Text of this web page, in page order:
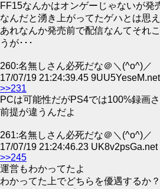
FF15なんかはオンゲーじゃないが発
なんだと湧き上がってたゲハとは思
あれなんか発売前で配信なんてそれ
うが･･･
260:名無しさん必死だな＠＼(^o^)／
17/07/19 21:24:39.45 9UU5YeseM.net
>>231
PCは可能性だがPS4では100%録画
前提が違うんだよ
261:名無しさん必死だな＠＼(^o^)／
17/07/19 21:24:46.23 UK8v2psGa.net
>>245
運営もわかってたよ
わかってた上でどちらを優遇するか？